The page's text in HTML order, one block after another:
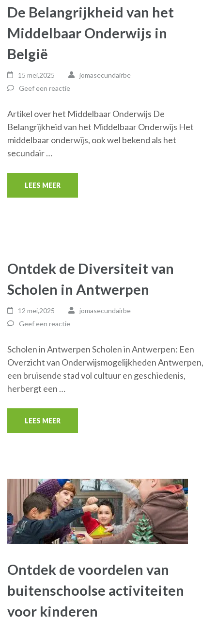
De Belangrijkheid van het
Middelbaar Onderwijs in
België
15 mei,2025
jomasecundairbe
Geef een reactie
Artikel over het Middelbaar Onderwijs De
Belangrijkheid van het Middelbaar Onderwijs Het
middelbaar onderwijs, ook wel bekend als het
secundair …
LEES MEER
Ontdek de Diversiteit van
Scholen in Antwerpen
12 mei,2025
jomasecundairbe
Geef een reactie
Scholen in Antwerpen Scholen in Antwerpen: Een
Overzicht van Onderwijsmogelijkheden Antwerpen,
een bruisende stad vol cultuur en geschiedenis,
herbergt een …
LEES MEER
Ontdek de voordelen van
buitenschoolse activiteiten
voor kinderen